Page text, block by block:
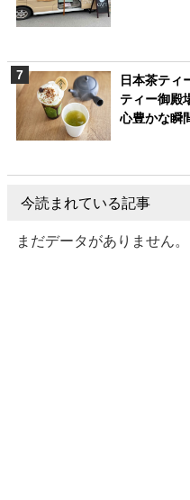
日本茶ティ
ティー御殿
心豊かな瞬
今読まれている記事
まだデータがありません。